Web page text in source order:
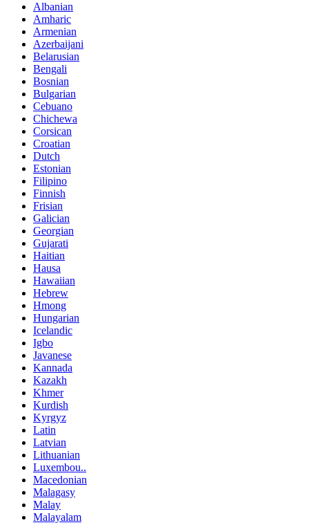
Albanian
Amharic
Armenian
Azerbaijani
Belarusian
Bengali
Bosnian
Bulgarian
Cebuano
Chichewa
Corsican
Croatian
Dutch
Estonian
Filipino
Finnish
Frisian
Galician
Georgian
Gujarati
Haitian
Hausa
Hawaiian
Hebrew
Hmong
Hungarian
Icelandic
Igbo
Javanese
Kannada
Kazakh
Khmer
Kurdish
Kyrgyz
Latin
Latvian
Lithuanian
Luxembou..
Macedonian
Malagasy
Malay
Malayalam